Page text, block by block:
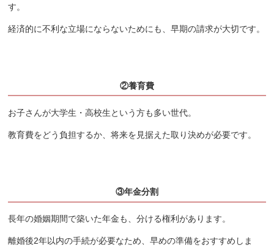
す。
経済的に不利な立場にならないためにも、早期の請求が大切です。
②養育費
お子さんが大学生・高校生という方も多い世代。
教育費をどう負担するか、将来を見据えた取り決めが必要です。
③年金分割
長年の婚姻期間で築いた年金も、分ける権利があります。
離婚後2年以内の手続が必要なため、早めの準備をおすすめしま